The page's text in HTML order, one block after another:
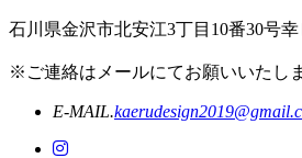
石川県金沢市北安江3丁目10番30号
※ご連絡はメールにてお願いいたし
E-MAIL.